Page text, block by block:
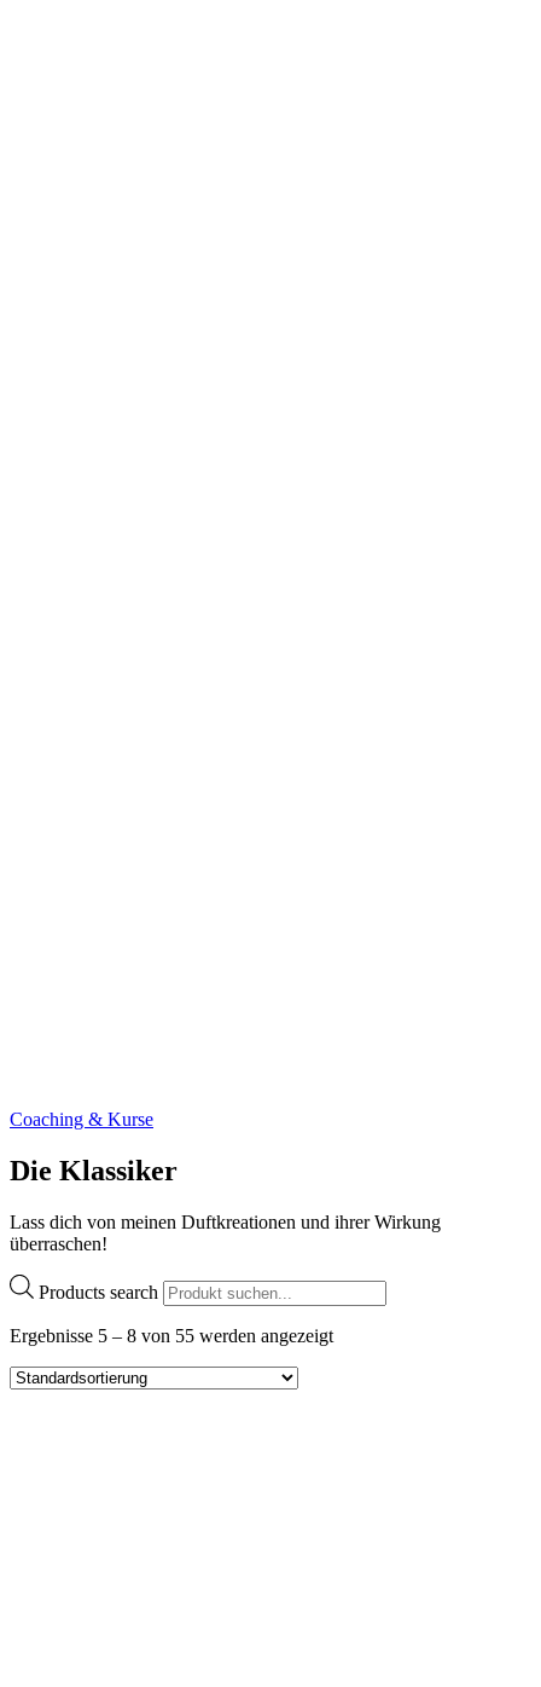
Coaching & Kurse
Die Klassiker
Lass dich von meinen Duftkreationen und ihrer Wirkung
überraschen!
Products search
Ergebnisse 5 – 8 von 55 werden angezeigt